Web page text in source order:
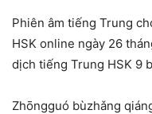
Phiên âm tiếng Trung
HSK online ngày 26
dịch tiếng Trung HSK 9
Zhōngguó bùzhǎng